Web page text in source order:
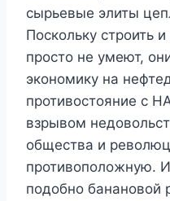
сырьевые элиты
Поскольку строить
просто не умеют,
экономику на
противостояние с
взрывом
общества и
противоположную.
подобно банановой